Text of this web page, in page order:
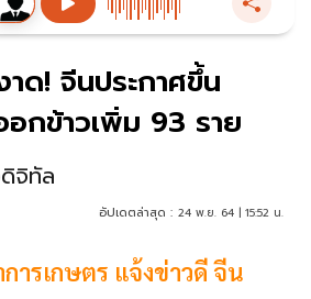
าด! จีนประกาศขึ้น
กข้าวเพิ่ม 93 ราย
จิทัล
อัปเดตล่าสุด : 24 พ.ย. 64 | 15:52 น.
ารเกษตร แจ้งข่าวดี จีน